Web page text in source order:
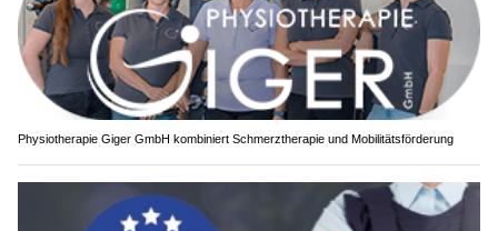
Physiotherapie Giger GmbH kombiniert Schmerztherapie und Mobilitätsförderung